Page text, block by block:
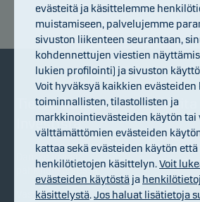
Indeksoitu tuotto
Tietoa Danske
Investistä
Danske Invest
pähkinänkuoressa
Vastuullisuus
Aloita
Mikä on
Näin
evästeitä ja käsittelemme
muistamiseen, palvelujemme
sivuston liikenteen seurantaan,
kohdennettujen viestien
lukien profilointi) ja sivuston
Voit hyväksyä kaikkien evästeiden
toiminnallisten, tilastollisten ja
markkinointievästeiden käytön tai
välttämättömien evästeiden
kattaa sekä evästeiden käytön
henkilötietojen käsittelyn.Voit
evästeiden käytöstä ja
käsittelystä.Jos haluat lisätietoja